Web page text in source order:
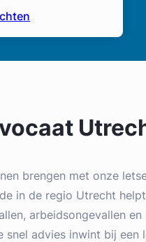
brengen met onze
in de regio Utrecht
arbeidsongevallen
advies inwint bij een